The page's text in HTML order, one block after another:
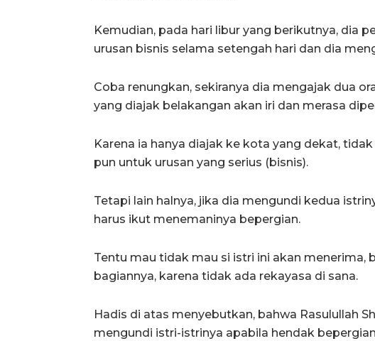
Kemudian, pada hari libur yang berikutnya, dia
urusan bisnis selama setengah hari dan dia
Coba renungkan, sekiranya dia mengajak dua
yang diajak belakangan akan iri dan merasa
Karena ia hanya diajak ke kota yang dekat,
pun untuk urusan yang serius (bisnis).
Tetapi lain halnya, jika dia mengundi kedua
harus ikut menemaninya bepergian.
Tentu mau tidak mau si istri ini akan menerima,
bagiannya, karena tidak ada rekayasa di sana.
Hadis di atas menyebutkan, bahwa Rasulullah
mengundi istri-istrinya apabila hendak